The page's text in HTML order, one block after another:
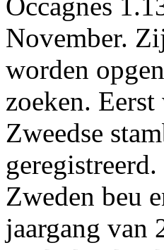
Occagnes
November.
worden
zoeken.
Zweedse
Zweden beu
jaargang van